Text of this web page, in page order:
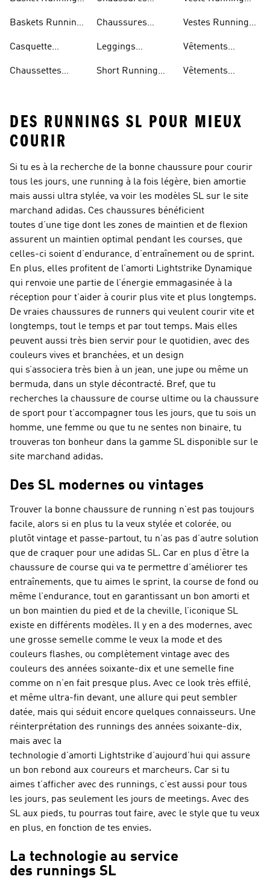
Baskets Running
Casquette
Chaussettes
Chaussures
Leggings
Short Running
Vestes Running
Vêtements
Vêtements
DES RUNNINGS SL POUR MIEUX
COURIR
Si tu es à la recherche de la bonne chaussure pour courir
tous les jours, une running à la fois légère, bien amortie
mais aussi ultra stylée, va voir les modèles SL sur le site
marchand adidas. Ces chaussures bénéficient
toutes d’une tige dont les zones de maintien et de flexion
assurent un maintien optimal pendant les courses, que
celles-ci soient d’endurance, d’entraînement ou de sprint.
En plus, elles profitent de l’amorti Lightstrike Dynamique
qui renvoie une partie de l’énergie emmagasinée à la
réception pour t’aider à courir plus vite et plus longtemps.
De vraies chaussures de runners qui veulent courir vite et
longtemps, tout le temps et par tout temps. Mais elles
peuvent aussi très bien servir pour le quotidien, avec des
couleurs vives et branchées, et un design
qui s’associera très bien à un jean, une jupe ou même un
bermuda, dans un style décontracté. Bref, que tu
recherches la chaussure de course ultime ou la chaussure
de sport pour t’accompagner tous les jours, que tu sois un
homme, une femme ou que tu ne sentes non binaire, tu
trouveras ton bonheur dans la gamme SL disponible sur le
site marchand adidas.
Des SL modernes ou vintages
Trouver la bonne chaussure de running n’est pas toujours
facile, alors si en plus tu la veux stylée et colorée, ou
plutôt vintage et passe-partout, tu n’as pas d’autre solution
que de craquer pour une adidas SL. Car en plus d’être la
chaussure de course qui va te permettre d’améliorer tes
entraînements, que tu aimes le sprint, la course de fond ou
même l’endurance, tout en garantissant un bon amorti et
un bon maintien du pied et de la cheville, l’iconique SL
existe en différents modèles. Il y en a des modernes, avec
une grosse semelle comme le veux la mode et des
couleurs flashes, ou complètement vintage avec des
couleurs des années soixante-dix et une semelle fine
comme on n’en fait presque plus. Avec ce look très effilé,
et même ultra-fin devant, une allure qui peut sembler
datée, mais qui séduit encore quelques connaisseurs. Une
réinterprétation des runnings des années soixante-dix,
mais avec la
technologie d’amorti Lightstrike d’aujourd’hui qui assure
un bon rebond aux coureurs et marcheurs. Car si tu
aimes t’afficher avec des runnings, c’est aussi pour tous
les jours, pas seulement les jours de meetings. Avec des
SL aux pieds, tu pourras tout faire, avec le style que tu veux
en plus, en fonction de tes envies.
La technologie au service
des runnings SL